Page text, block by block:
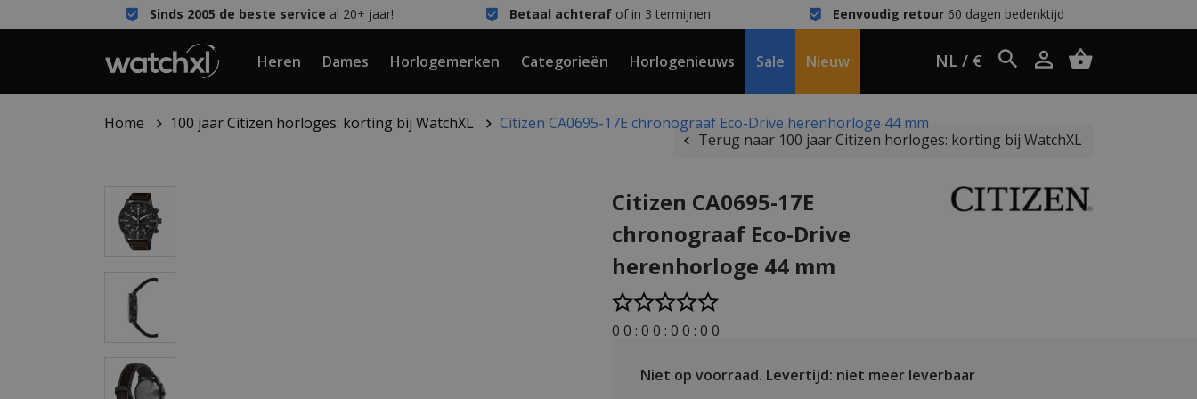
Sinds 2005 de beste service al 20+ jaar! Betaal achterafof in 3 termijnen Eenvoudig retour60 dagen bedenktijd
Heren Dames Horlogemerken Categorieën Horlogenieuws Sale Nieuw NL / €
Home 100 jaar Citizen horloges: korting bij WatchXL
Citizen CA0695-17E chronograaf Eco-Drive herenhorloge 44 mm
Terug naar 100 jaar Citizen horloges: korting bij WatchXL
Citizen CA0695-17E
chronograaf Eco-Drive
herenhorloge 44 mm
0 0 : 0 0 : 0 0 : 0 0
Niet op voorraad. Levertijd: niet meer leverbaar